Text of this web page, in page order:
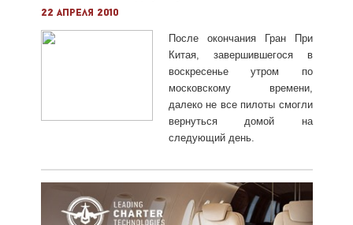
22 апреля 2010
После окончания Гран При
Китая, завершившегося в
воскресенье утром по
московскому времени,
далеко не все пилоты смогли
вернуться домой на
следующий день.